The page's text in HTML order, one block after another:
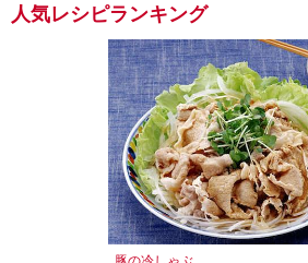
人気レシピランキング